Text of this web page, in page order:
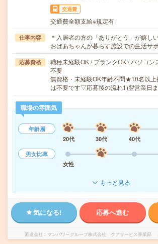
交通費
交通費全額支給※規定有
仕事内容
＊入居者の方の「ありがとう」が嬉し
おばあちゃんが暮らす施設での生活サ
応募資格
職種未経験OK / ブランクOK / パソコン
不要
無資格・未経験OK年齢不問★10名以
は不要です▽応募後の流れ1)翌営業日
職場の雰囲気
年齢層
20代
30代 40代
男女比率
女性
もっと見る
気になる! 応募へ進む
派遣会社 マンパワーグループ株式会社 ケアサービス事業部